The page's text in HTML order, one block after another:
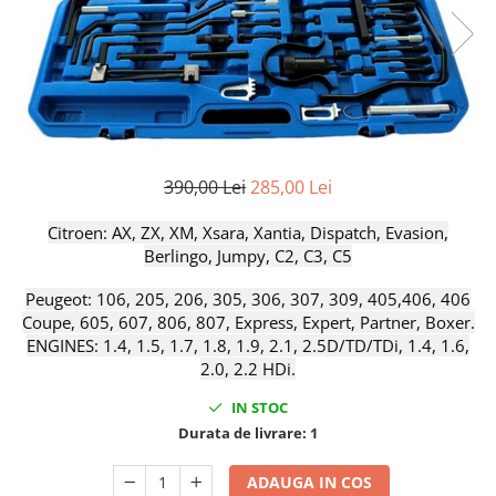
Dispozitive de sablat & accesorii
Dispozitive spalat piese
Dulapuri Bancuri Carucioare
Bancuri de lucru
Dulapuri echipate
Dulapuri pentru scule
Echipamente De Sudura
Aparate taiere cu plasma
Magneti fixare sudura
Tubulare de impact 3/4
Tubulare 1/2
Tubulare 1/2 bihexagonale
Tubulare 1/2 hexagonale
Tubulare 1/4
390,00 Lei285,00 Lei
Citroen: AX, ZX, XM, Xsara, Xantia, Dispatch, Evasion,
Berlingo, Jumpy, C2, C3, C5
Peugeot: 106, 205, 206, 305, 306, 307, 309, 405,406, 406
Coupe, 605, 607, 806, 807, Express, Expert, Partner, Boxer.
ENGINES: 1.4, 1.5, 1.7, 1.8, 1.9, 2.1, 2.5D/TD/TDi, 1.4, 1.6,
2.0, 2.2 HDi.
IN STOC
Durata de livrare: 1
ADAUGA IN COS